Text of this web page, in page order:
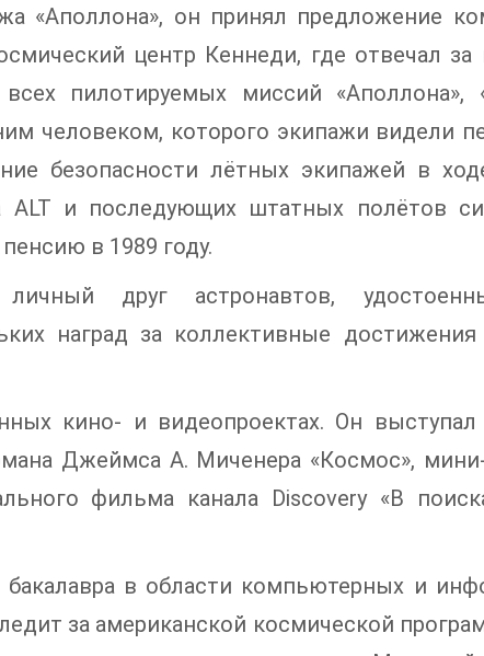
«Аполлона», он принял предложение
центр Кеннеди, где отвечал за
всех пилотируемых миссий «Аполлона»,
человеком, которого экипажи видели
безопасности лётных экипажей в
ALT и последующих штатных полётов
в 1989 году.
друг астронавтов,
наград за коллективные
кино- и видеопроектах. Он выступал
Джеймса А. Миченера «Космос»,
фильма канала Discovery «В
в области компьютерных и
за американской космической